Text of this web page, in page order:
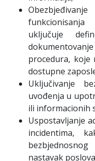
uključuje
procedura,
dostupne
Uključivanje
uvođenja u
ili informacionih
Uspostavljanje
incidentima,
nastavak